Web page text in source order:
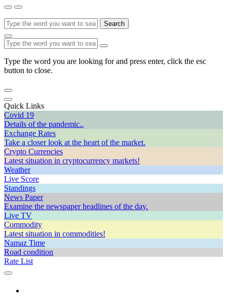
Search
Type the word you are looking for and press enter, click the esc
button to close.
Quick Links
Covid 19
Details of the pandemic..
Exchange Rates
Take a closer look at the heart of the market.
Crypto Currencies
Latest situation in cryptocurrency markets!
Weather
Live Score
Standings
News Paper
Examine the newspaper headlines of the day.
Live TV
Commodity
Latest situation in commodities!
Namaz Time
Road condition
Rate List